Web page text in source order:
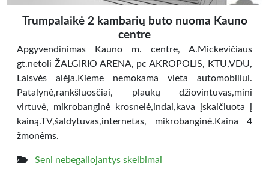
Trumpalaikė 2 kambarių buto nuoma Kauno
centre
Apgyvendinimas Kauno m. centre, A.Mickevičiaus
gt.netoli ŽALGIRIO ARENA, pc AKROPOLIS, KTU,VDU,
Laisvės alėja.Kieme nemokama vieta automobiliui.
Patalynė,rankšluosčiai, plaukų džiovintuvas,mini
virtuvė, mikrobanginė krosnelė,indai,kava įskaičiuota į
kainą.TV,šaldytuvas,internetas, mikrobanginė.Kaina 4
žmonėms.
Seni nebegaliojantys skelbimai